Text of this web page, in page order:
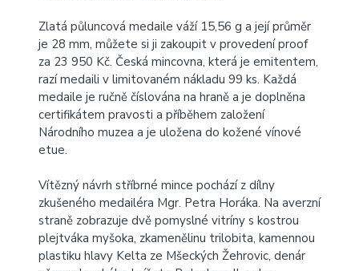
Zlatá půluncová medaile váží 15,56 g a její průměr
je 28 mm, můžete si ji zakoupit v provedení proof
za 23 950 Kč. Česká mincovna, která je emitentem,
razí medaili v limitovaném nákladu 99 ks. Každá
medaile je ručně číslována na hraně a je doplněna
certifikátem pravosti a příběhem založení
Národního muzea a je uložena do kožené vínové
etue.
Vítězný návrh stříbrné mince pochází z dílny
zkušeného medailéra Mgr. Petra Horáka. Na averzní
straně zobrazuje dvě pomyslné vitríny s kostrou
plejtváka myšoka, zkamenělinu trilobita, kamennou
plastiku hlavy Kelta ze Mšeckých Žehrovic, denár